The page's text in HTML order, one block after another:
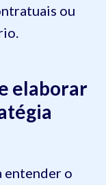
ou
elaborar
entender o